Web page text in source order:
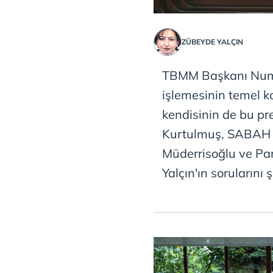
ZÜBEYDE YALÇIN
TBMM Başkanı
işlemesinin temel
kendisinin de bu
Kurtulmuş,
Müderrisoğlu ve
Yalçın'ın sorularını